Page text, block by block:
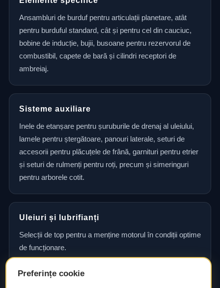
Ansambluri de burduf pentru articulații planetare, atât
pentru burduful standard, cât și pentru cel din cauciuc,
bobine de inducție, bujii, busoane pentru rezervorul de
combustibil, capete de bară și cilindri receptori de
ambreiaj.
Sisteme auxiliare
Inele de etanșare pentru șuruburile de drenaj al uleiului,
lamele pentru ștergătoare, panouri laterale, seturi de
accesorii pentru plăcuțele de frână, garnituri pentru etrier
și seturi de rulmenți pentru roți, precum și simeringuri
pentru arborele cotit.
Uleiuri și lubrifianți
Selecții de top pentru a menține motorul în condiții optime
de funcționare.
Preferințe cookie